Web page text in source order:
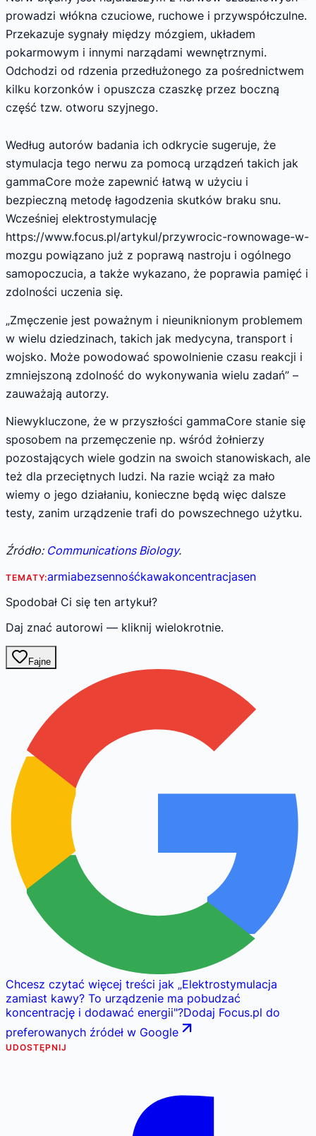
prowadzi włókna czuciowe, ruchowe i przywspółczulne.
Przekazuje sygnały między mózgiem, układem
pokarmowym i innymi narządami wewnętrznymi.
Odchodzi od rdzenia przedłużonego za pośrednictwem
kilku korzonków i opuszcza czaszkę przez boczną
część tzw. otworu szyjnego.
Według autorów badania ich odkrycie sugeruje, że
stymulacja tego nerwu za pomocą urządzeń takich jak
gammaCore może zapewnić łatwą w użyciu i
bezpieczną metodę łagodzenia skutków braku snu.
Wcześniej elektrostymulację
https://www.focus.pl/artykul/przywrocic-rownowage-w-
mozgu powiązano już z poprawą nastroju i ogólnego
samopoczucia, a także wykazano, że poprawia pamięć i
zdolności uczenia się.
„Zmęczenie jest poważnym i nieuniknionym problemem
w wielu dziedzinach, takich jak medycyna, transport i
wojsko. Może powodować spowolnienie czasu reakcji i
zmniejszoną zdolność do wykonywania wielu zadań” –
zauważają autorzy.
Niewykluczone, że w przyszłości gammaCore stanie się
sposobem na przemęczenie np. wśród żołnierzy
pozostających wiele godzin na swoich stanowiskach, ale
też dla przeciętnych ludzi. Na razie wciąż za mało
wiemy o jego działaniu, konieczne będą więc dalsze
testy, zanim urządzenie trafi do powszechnego użytku.
Źródło: Communications Biology.
TEMATY:armiabezsennośćkawakoncentracjasen
Spodobał Ci się ten artykuł?
Daj znać autorowi — kliknij wielokrotnie.
Fajne
Chcesz czytać więcej treści jak „Elektrostymulacja
zamiast kawy? To urządzenie ma pobudzać
koncentrację i dodawać energii"?Dodaj Focus.pl do
preferowanych źródeł w Google
UDOSTĘPNIJ